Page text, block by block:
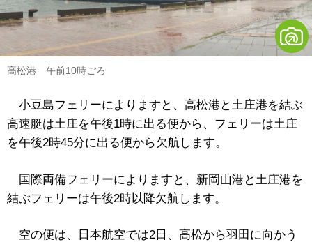
高松港 午前10時ごろ
小豆島フェリーによりますと、高松港と土庄港を結ぶ
高速艇は土庄を午後1時に出る便から、フェリーは土庄
を午後2時45分に出る便から欠航します。
国際両備フェリーによりますと、新岡山港と土庄港を
結ぶフェリーは午後2時以降欠航します。
空の便は、日本航空では2日、高松から羽田に向かう